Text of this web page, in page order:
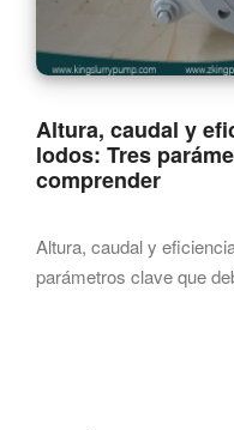
Altura, caudal y
lodos: Tres
comprender
Altura, caudal y
parámetros clave que